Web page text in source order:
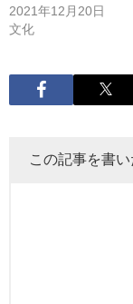
2021年12月20日
文化
この記事を書い